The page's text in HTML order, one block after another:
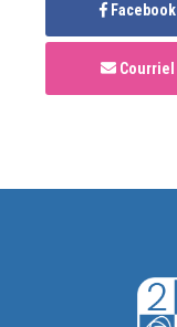
Facebook
Courriel